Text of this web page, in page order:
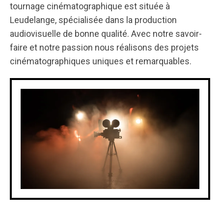
tournage cinématographique est située à
Leudelange, spécialisée dans la production
audiovisuelle de bonne qualité. Avec notre savoir-
faire et notre passion nous réalisons des projets
cinématographiques uniques et remarquables.